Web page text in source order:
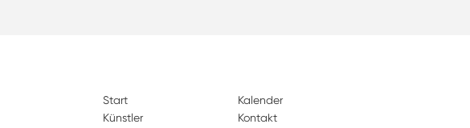
Start
Künstler
Kalender
Kontakt